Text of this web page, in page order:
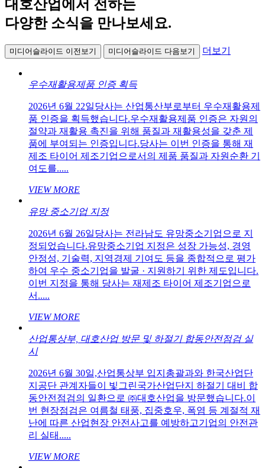
대호산업에서 전하는
다양한 소식을 만나보세요.
미디어슬라이드 이전보기 미디어슬라이드 다음보기 더보기
우수재활용제품 인증 획득
2026년 6월 22일당사는 산업통산부로부터 우수재활용제
품 인증을 획득했습니다.우수재활용제품 인증은 자원의
절약과 재활용 촉진을 위해 품질과 재활용성을 갖춘 제
품에 부여되는 인증입니다.당사는 이번 인증을 통해 재
제조 타이어 제조기업으로서의 제품 품질과 자원순환 기
여도를.....
VIEW MORE
유망 중소기업 지정
2026년 6월 26일당사는 전라남도 유망중소기업으로 지
정되었습니다.유망중소기업 지정은 성장 가능성, 경영
안정성, 기술력, 지역경제 기여도 등을 종합적으로 평가
하여 우수 중소기업을 발굴 · 지원하기 위한 제도입니다.
이번 지정을 통해 당사는 재제조 타이어 제조기업으로
서.....
VIEW MORE
산업통상부, 대호산업 방문 및 하절기 합동안전점검 실
시
2026년 6월 30일,산업통상부 입지총괄과와 한국산업단
지공단 관계자들이 빛그린국가산업단지 하절기 대비 합
동안전점검의 일환으로 ㈜대호산업을 방문했습니다.이
번 현장점검은 여름철 태풍, 집중호우, 폭염 등 계절적 재
난에 따른 산업현장 안전사고를 예방하고기업의 안전관
리 실태.....
VIEW MORE